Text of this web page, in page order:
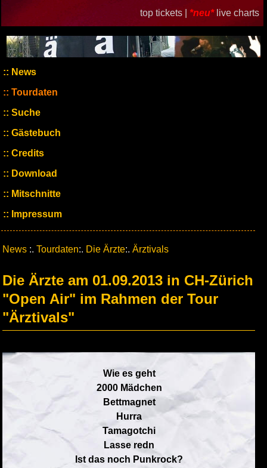
top tickets | *neu* live charts
News
Tourdaten
Suche
Gästebuch
Credits
Download
Mitschnitte
Impressum
News :. Tourdaten:. Die Ärzte:. Ärztivals
Die Ärzte am 01.09.2013 in CH-Zürich
"Open Air" im Rahmen der Tour
"Ärztivals"
Wie es geht
2000 Mädchen
Bettmagnet
Hurra
Tamagotchi
Lasse redn
Ist das noch Punkrock?